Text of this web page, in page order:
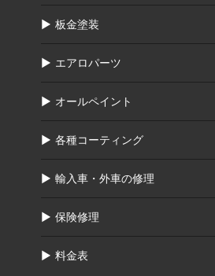
板金塗装
エアロパーツ
オールペイント
各種コーティング
輸入車・外車の修理
保険修理
料金表